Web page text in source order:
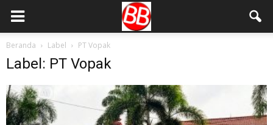
Beranda Label PT Vopak
Label: PT Vopak